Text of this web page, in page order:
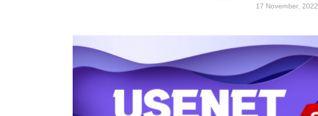
17 November, 2022